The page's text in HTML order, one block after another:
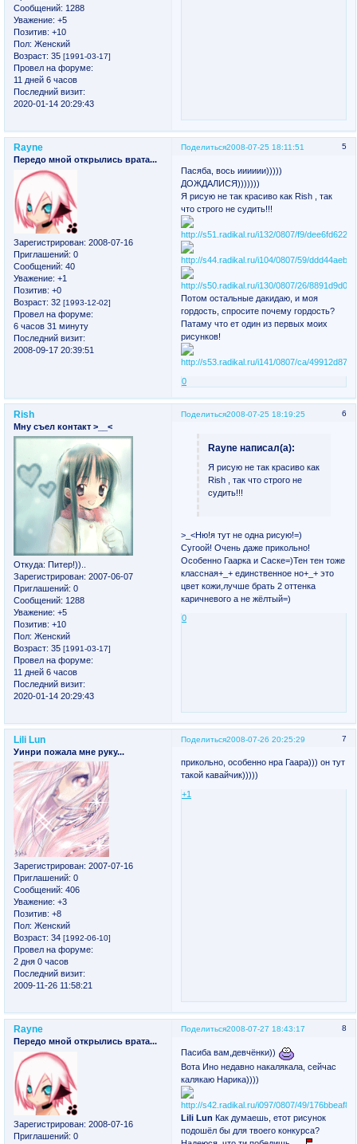
Сообщений: 1288
Уважение: +5
Позитив: +10
Пол: Женский
Возраст: 35 [1991-03-17]
Провел на форуме:
11 дней 6 часов
Последний визит:
2020-01-14 20:29:43
Поделиться 5
2008-07-25 18:11:51
Rayne
Передо мной открылись врата...
Зарегистрирован: 2008-07-16
Приглашений: 0
Сообщений: 40
Уважение: +1
Позитив: +0
Возраст: 32 [1993-12-02]
Провел на форуме:
6 часов 31 минуту
Последний визит:
2008-09-17 20:39:51
Пасяба, вось ииииии)))))
ДОЖДАЛИСЯ)))))))
Я рисую не так красиво как Rish , так
что строго не судить!!!
Потом остальные дакидаю, и моя
гордость, спросите почему гордость?
Патаму что ет один из первых моих
рисунков!
0
Поделиться 6
2008-07-25 18:19:25
Rish
Мну съел контакт >__<
Откуда: Питер!))..
Зарегистрирован: 2007-06-07
Приглашений: 0
Сообщений: 1288
Уважение: +5
Позитив: +10
Пол: Женский
Возраст: 35 [1991-03-17]
Провел на форуме:
11 дней 6 часов
Последний визит:
2020-01-14 20:29:43
Rayne написал(а):
Я рисую не так красиво как
Rish , так что строго не
судить!!!
>_<Ню!я тут не одна рисую!=)
Сугоой! Очень даже прикольно!
Особенно Гаарка и Саске=)Тен тен тоже
классная+_+ единственное но+_+ это
цвет кожи,лучше брать 2 оттенка
каричневого а не жёлтый=)
0
Поделиться 7
2008-07-26 20:25:29
Lili Lun
Уинри пожала мне руку...
Зарегистрирован: 2007-07-16
Приглашений: 0
Сообщений: 406
Уважение: +3
Позитив: +8
Пол: Женский
Возраст: 34 [1992-06-10]
Провел на форуме:
2 дня 0 часов
Последний визит:
2009-11-26 11:58:21
прикольно, особенно нра Гаара))) он тут
такой кавайчик)))))
+1
Поделиться 8
2008-07-27 18:43:17
Rayne
Передо мной открылись врата...
Зарегистрирован: 2008-07-16
Приглашений: 0
Пасиба вам,девчёнки))
Вота Ино недавно накалякала, сейчас
калякаю Нарика))))
Lili Lun Как думаешь, етот рисунок
подошёл бы для твоего конкурса?